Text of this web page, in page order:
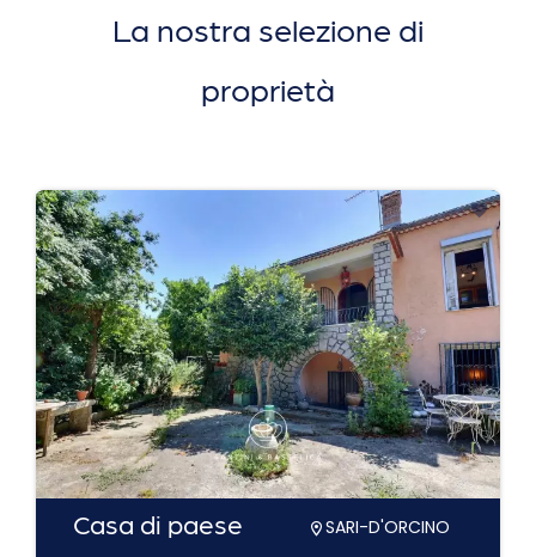
La nostra selezione di
proprietà
Casa di paese SARI-D'ORCINO